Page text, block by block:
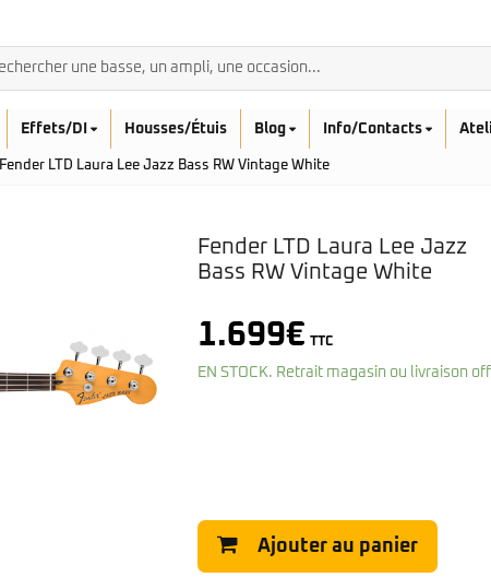
Rickenbacker
Sadowsky
Sandberg
Classic Vibe Precision
Classic Vibe Jaguar
Classic Vibe Mustang
Furch
Effets/DI Housses/Étuis Blog Info/Contacts
Fender LTD Laura Lee Jazz Bass RW Vintage White
Fender LTD Laura Lee Jazz
Bass RW Vintage White
1.699€ TTC
EN STOCK. Retrait magasin ou livraison
Ajouter au panier